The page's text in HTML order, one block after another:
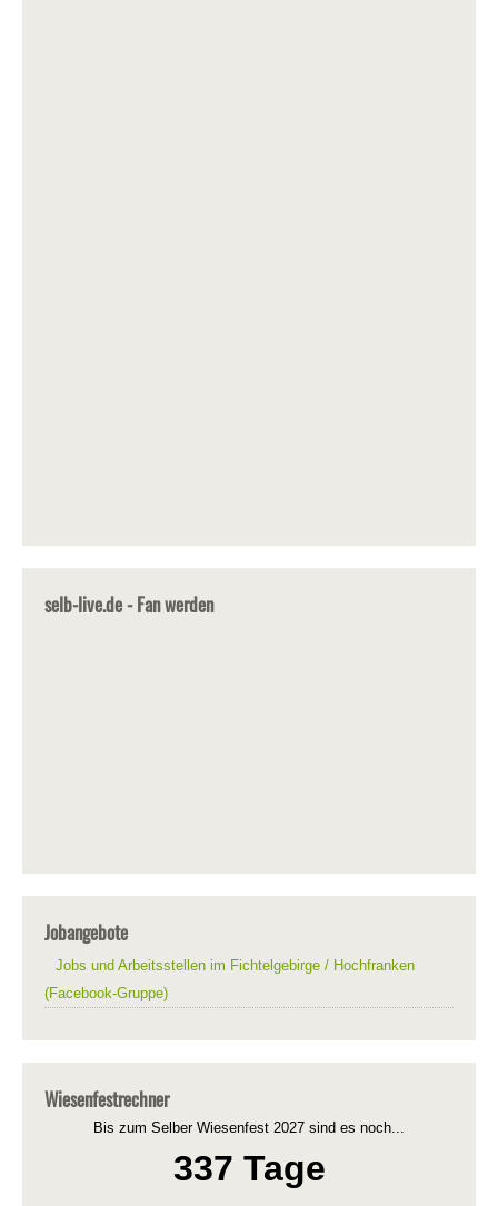
selb-live.de - Fan werden
Jobangebote
Jobs und Arbeitsstellen im Fichtelgebirge / Hochfranken
(Facebook-Gruppe)
Wiesenfestrechner
Bis zum Selber Wiesenfest 2027 sind es noch...
337 Tage